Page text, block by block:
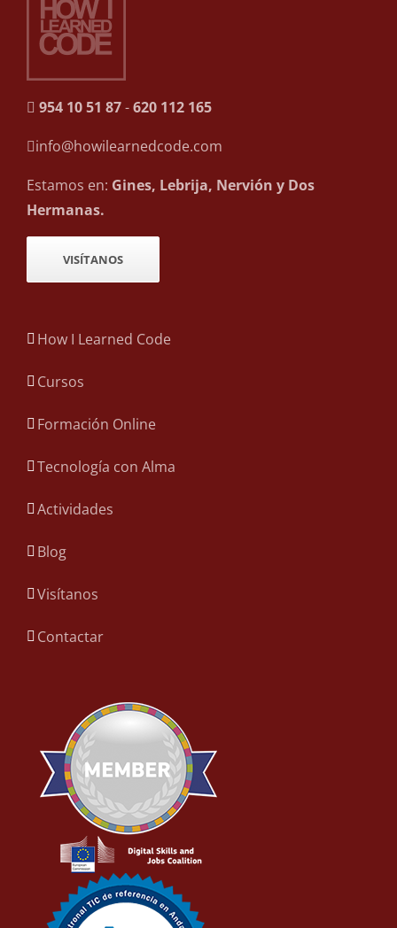
954 10 51 87-620 112 165
info@howilearnedcode.com
Estamos en: Gines, Lebrija, Nervión y Dos
Hermanas.
VISÍTANOS
How I Learned Code
Cursos
Formación Online
Tecnología con Alma
Actividades
Blog
Visítanos
Contactar